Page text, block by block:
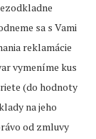
sa s Vami
reklamácie
vymeníme kus
(do hodnoty
na jeho
od zmluvy